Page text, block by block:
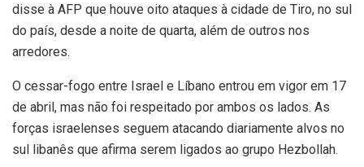
disse à AFP que houve oito ataques à cidade de Tiro, no sul
do país, desde a noite de quarta, além de outros nos
arredores.
O cessar-fogo entre Israel e Líbano entrou em vigor em 17
de abril, mas não foi respeitado por ambos os lados. As
forças israelenses seguem atacando diariamente alvos no
sul libanês que afirma serem ligados ao grupo Hezbollah.